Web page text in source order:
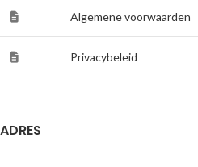
Algemene voorwaarden
Privacybeleid
ADRES